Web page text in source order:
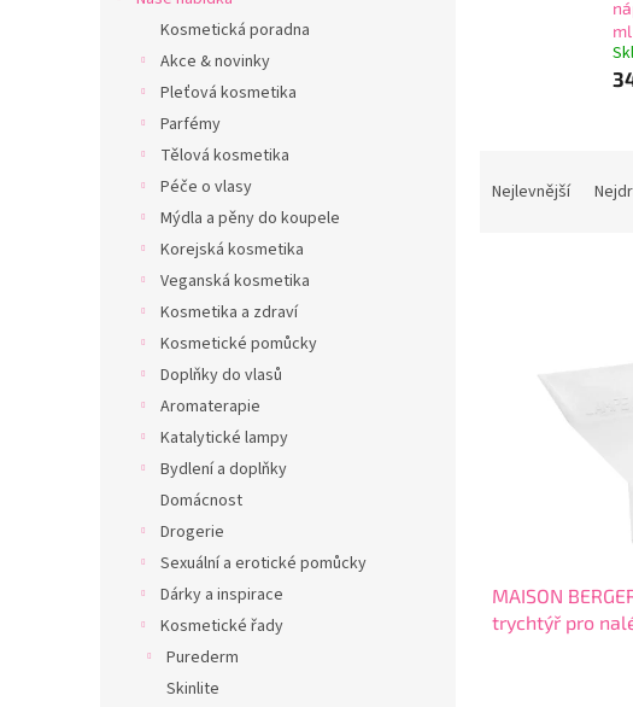
Kosmetická poradna
Akce & novinky
Pleťová kosmetika
Parfémy
Tělová kosmetika
Péče o vlasy
Mýdla a pěny do koupele
Korejská kosmetika
Veganská kosmetika
Kosmetika a zdraví
Kosmetické pomůcky
Doplňky do vlasů
Aromaterapie
Katalytické lampy
Bydlení a doplňky
Domácnost
Drogerie
Sexuální a erotické pomůcky
Dárky a inspirace
Kosmetické řady
Purederm
Skinlite
ml
Nejlevnější
MAISON
trychtýř pro